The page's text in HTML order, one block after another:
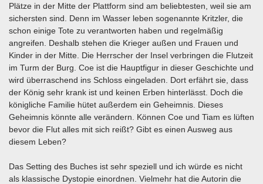
Plätze in der Mitte der Plattform sind am beliebtesten, weil sie am
sichersten sind. Denn im Wasser leben sogenannte Kritzler, die
schon einige Tote zu verantworten haben und regelmäßig
angreifen. Deshalb stehen die Krieger außen und Frauen und
Kinder in der Mitte. Die Herrscher der Insel verbringen die Flutzeit
im Turm der Burg. Coe ist die Hauptfigur in dieser Geschichte und
wird überraschend ins Schloss eingeladen. Dort erfährt sie, dass
der König sehr krank ist und keinen Erben hinterlässt. Doch die
königliche Familie hütet außerdem ein Geheimnis. Dieses
Geheimnis könnte alle verändern. Können Coe und Tiam es lüften
bevor die Flut alles mit sich reißt? Gibt es einen Ausweg aus
diesem Leben?
Das Setting des Buches ist sehr speziell und ich würde es nicht
als klassische Dystopie einordnen. Vielmehr hat die Autorin die